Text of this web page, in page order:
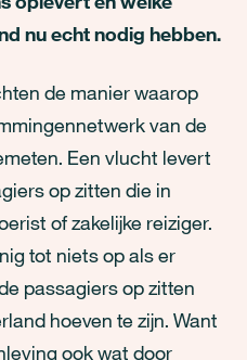
nu echt nodig hebben.
de manier waarop
van de
Een vlucht levert
op zitten die in
of zakelijke reiziger.
tot niets op als er
passagiers op zitten
hoeven te zijn. Want
ook wat door